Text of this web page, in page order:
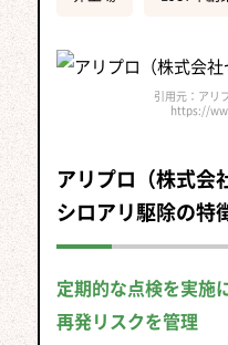
引用元：アリ
https://
アリプロ（株式会
シロアリ駆除の特
定期的な点検を実施
再発リスクを管理